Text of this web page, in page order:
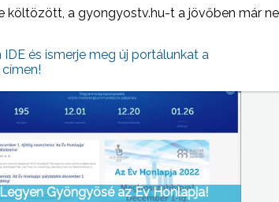
(2022-12-01 )
Legyen Gyöngyösé az Év Honlapja!
költözött, a gyongyostv.hu-t a jövőben már
és ismerje meg új portálunkat a